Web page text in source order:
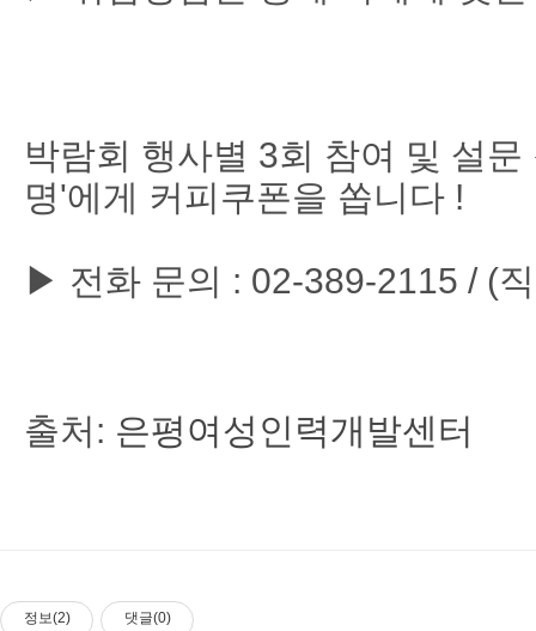
박람회 행사별 3회 참여 및 설
명'에게 커피쿠폰을 쏩니다 !
▶ 전화 문의 : 02-389-2115 / (
출처: 은평여성인력개발센터
정보(2) 댓글(0)